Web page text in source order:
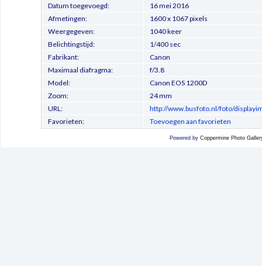
Datum toegevoegd:
16 mei 2016
Afmetingen:
1600 x 1067 pixels
Weergegeven:
1040 keer
Belichtingstijd:
1/400 sec
Fabrikant:
Canon
Maximaal diafragma:
f/3.8
Model:
Canon EOS 1200D
Zoom:
24 mm
URL:
http://www.busfoto.nl/foto/
Favorieten:
Toevoegen aan favorieten
Powered by Coppermine Photo